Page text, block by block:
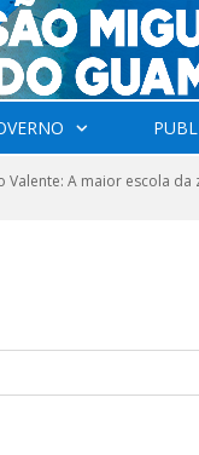
Valente: A maior escola